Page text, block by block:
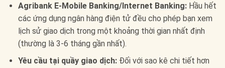
Agribank E-Mobile Banking/Internet Banking:Hầu hết
các ứng dụng ngân hàng điện tử đều cho phép bạn xem
lịch sử giao dịch trong một khoảng thời gian nhất định
(thường là 3-6 tháng gần nhất).
Yêu cầu tại quầy giao dịch:Đối với sao kê chi tiết hơn